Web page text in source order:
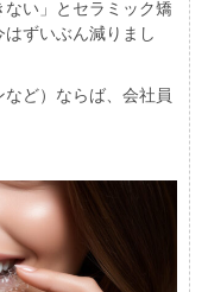
い」とセラミック矯
ずいぶん減りまし
ど）ならば、会社員